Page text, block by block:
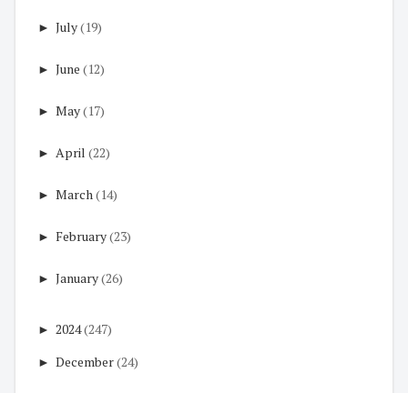
► July(19)
► June (12)
► May(17)
► April (22)
► March (14)
► February(23)
► January(26)
► 2024(247)
► December(24)